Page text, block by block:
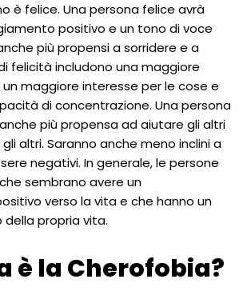
è felice. Una persona felice avrà
positivo e un tono di voce
più propensi a sorridere e a
felicità includono una maggiore
maggiore interesse per le cose e
di concentrazione. Una persona
più propensa ad aiutare gli altri
altri. Saranno anche meno inclini a
negativi. In generale, le persone
sembrano avere un
verso la vita e che hanno un
propria vita.
è la Cherofobia?